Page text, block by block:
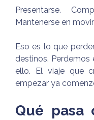
Presentarse.
Mantenerse en
Eso es lo que
destinos.
ello. El viaje que
empezar ya
Qué pasa